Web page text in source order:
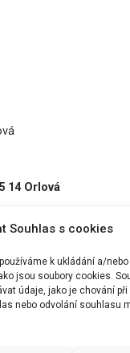
Souhlas s cookies
k ukládání a/
jsou soubory cookies.
údaje, jako je chování
nebo odvolání souhlasu
14 Orlová